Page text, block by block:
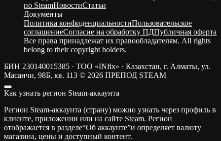
по SteamНовостиСтатьи
Документы
Политика конфиденциальностиПользовательское
соглашениеСогласие на обработку ПДПубличная оферта
Все права принадлежат их правообладателям. All rights
belong to their copyright holders.
БИН 230140015385 · ТОО «INfix» · Казахстан, г. Алматы, ул.
Масанчи, 98Б, кв. 113 © 2026 ПРЕПОД STEAM
Как узнать регион Steam-аккаунта
Регион Steam-аккаунта (страну) можно узнать через профиль в
клиенте, приложении или на сайте Steam. Регион
отображается в разделе“Об аккаунте”и определяет валюту
магазина, цены и доступный контент.